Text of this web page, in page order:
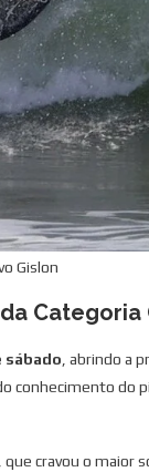
Gislon
Categoria
sábado, abrindo a
conhecimento do
, que cravou o maior